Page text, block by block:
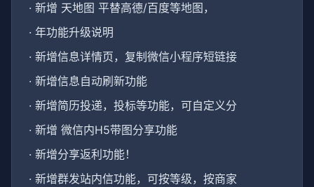
· 新增 天地图 平替高德/百度等地图，
· 年功能升级说明
· 新增信息详情页，复制微信小程序短链接
· 新增信息自动刷新功能
· 新增简历投递，投标等功能，可自定义分
· 新增 微信内H5带图分享功能
· 新增分享返利功能！
· 新增群发站内信功能，可按等级，按商家